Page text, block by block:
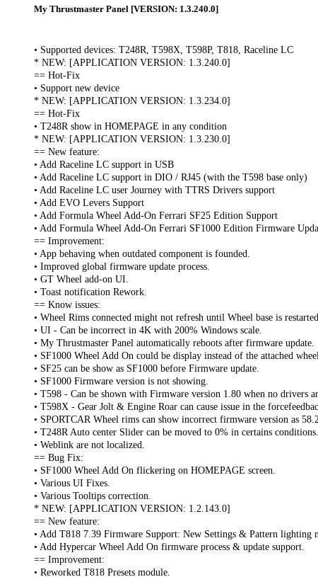
My Thrustmaster Panel [VERSION: 1.3.240.0]
• Supported devices: T248R, T598X, T598P, T818, Raceline LC
* NEW: [APPLICATION VERSION: 1.3.240.0]
== Hot-Fix
• Support new device
* NEW: [APPLICATION VERSION: 1.3.234.0]
== Hot-Fix
• T248R show in HOMEPAGE in any condition
* NEW: [APPLICATION VERSION: 1.3.230.0]
== New feature:
• Add Raceline LC support in USB
• Add Raceline LC support in DIO / RJ45 (with the T598 base only)
• Add Raceline LC user Journey with TTRS Drivers support
• Add EVO Levers Support
• Add Formula Wheel Add-On Ferrari SF25 Edition Support
• Add Formula Wheel Add-On Ferrari SF1000 Edition Firmware
== Improvement:
• App behaving when outdated component is founded.
• Improved global firmware update process.
• GT Wheel add-on UI.
• Toast notification Rework.
== Know issues:
• Wheel Rims connected might not refresh until Wheel base is
• UI - Can be incorrect in 4K with 200% Windows scale.
• My Thrustmaster Panel automatically reboots after firmware update.
• SF1000 Wheel Add On could be display instead of the attached
• SF25 can be show as SF1000 before Firmware update.
• SF1000 Firmware version is not showing.
• T598 - Can be shown with Firmware version 1.80 when no drivers
• T598X - Gear Jolt & Engine Roar can cause issue in the
• SPORTCAR Wheel rims can show incorrect firmware version as
• T248R Auto center Slider can be moved to 0% in certains conditions.
• Weblink are not localized.
== Bug Fix:
• SF1000 Wheel Add On flickering on HOMEPAGE screen.
• Various UI Fixes.
• Various Tooltips correction.
* NEW: [APPLICATION VERSION: 1.2.143.0]
== New feature:
• Add T818 7.39 Firmware Support: New Settings & Pattern lighting
• Add Hypercar Wheel Add On firmware process & update support.
== Improvement:
• Reworked T818 Presets module.